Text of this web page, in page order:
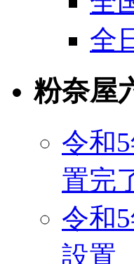
全
粉奈屋
令和
置完
令和
設置